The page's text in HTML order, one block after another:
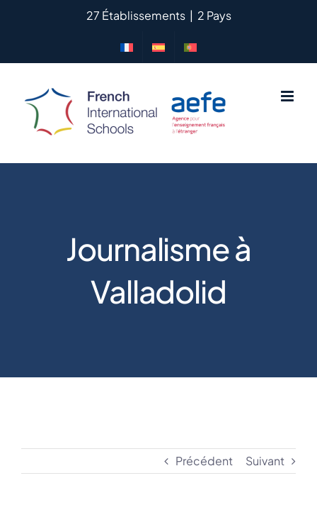
27 Établissements | 2 Pays
Journalisme à
Valladolid
Précédent Suivant